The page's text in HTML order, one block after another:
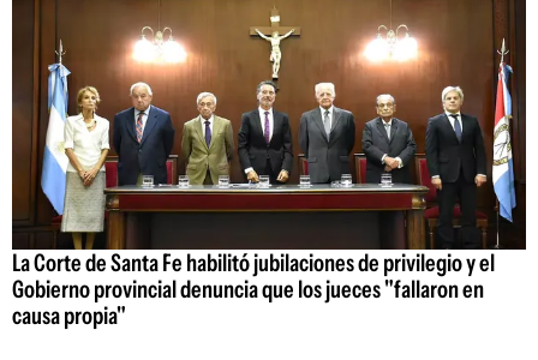
La Corte de Santa Fe habilitó jubilaciones de privilegio y el
Gobierno provincial denuncia que los jueces "fallaron en
causa propia"